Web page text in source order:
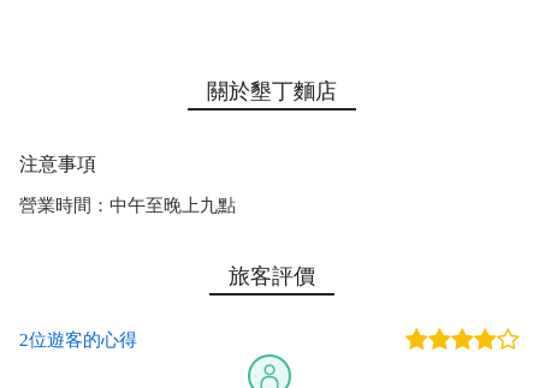
關於墾丁麵店
注意事項
營業時間：中午至晚上九點
旅客評價
2位遊客的心得